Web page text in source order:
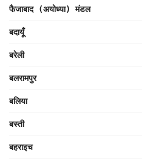
फैजाबाद (अयोध्या) मंडल
बदायूँ
बरेली
बलरामपुर
बलिया
बस्ती
बहराइच